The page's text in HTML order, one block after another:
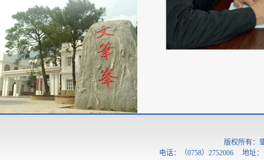
版权所有：
电话：（0758）2752006 地址